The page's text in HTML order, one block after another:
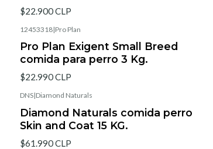
$22.900 CLP
12453318|Pro Plan
Pro Plan Exigent Small Breed
comida para perro 3 Kg.
$22.990 CLP
DNS|Diamond Naturals
Diamond Naturals comida perro
Skin and Coat 15 KG.
$61.990 CLP